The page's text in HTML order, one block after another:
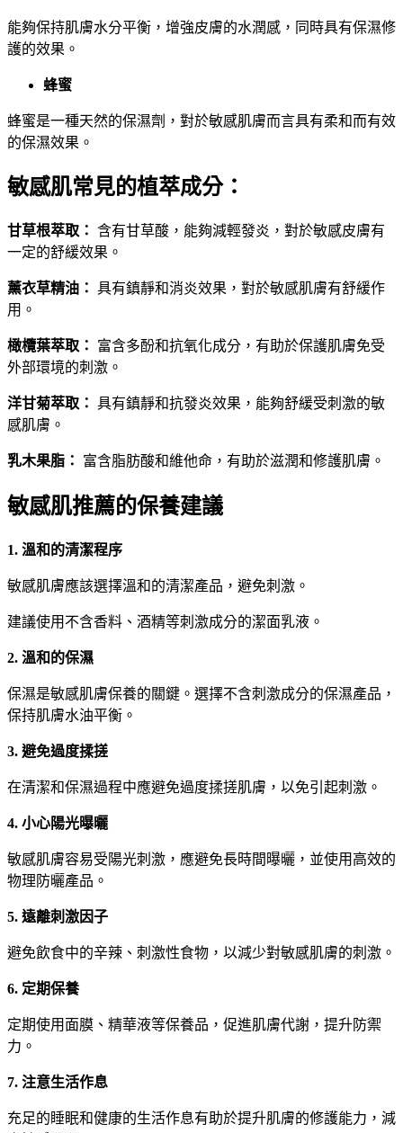
能夠保持肌膚水分平衡，增強皮膚的水潤感，同時具有保濕修
護的效果。
蜂蜜
蜂蜜是一種天然的保濕劑，對於敏感肌膚而言具有柔和而有效
的保濕效果。
敏感肌常見的植萃成分：
甘草根萃取： 含有甘草酸，能夠減輕發炎，對於敏感皮膚有
一定的舒緩效果。
薰衣草精油： 具有鎮靜和消炎效果，對於敏感肌膚有舒緩作
用。
橄欖葉萃取： 富含多酚和抗氧化成分，有助於保護肌膚免受
外部環境的刺激。
洋甘菊萃取： 具有鎮靜和抗發炎效果，能夠舒緩受刺激的敏
感肌膚。
乳木果脂： 富含脂肪酸和維他命，有助於滋潤和修護肌膚。
敏感肌推薦的保養建議
1. 溫和的清潔程序
敏感肌膚應該選擇溫和的清潔產品，避免刺激。
建議使用不含香料、酒精等刺激成分的潔面乳液。
2. 溫和的保濕
保濕是敏感肌膚保養的關鍵。選擇不含刺激成分的保濕產品，
保持肌膚水油平衡。
3. 避免過度揉搓
在清潔和保濕過程中應避免過度揉搓肌膚，以免引起刺激。
4. 小心陽光曝曬
敏感肌膚容易受陽光刺激，應避免長時間曝曬，並使用高效的
物理防曬產品。
5. 遠離刺激因子
避免飲食中的辛辣、刺激性食物，以減少對敏感肌膚的刺激。
6. 定期保養
定期使用面膜、精華液等保養品，促進肌膚代謝，提升防禦
力。
7. 注意生活作息
充足的睡眠和健康的生活作息有助於提升肌膚的修護能力，減